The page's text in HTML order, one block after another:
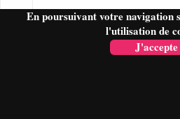
En poursuivant votre navigation
l'utilisation de
J'accepte